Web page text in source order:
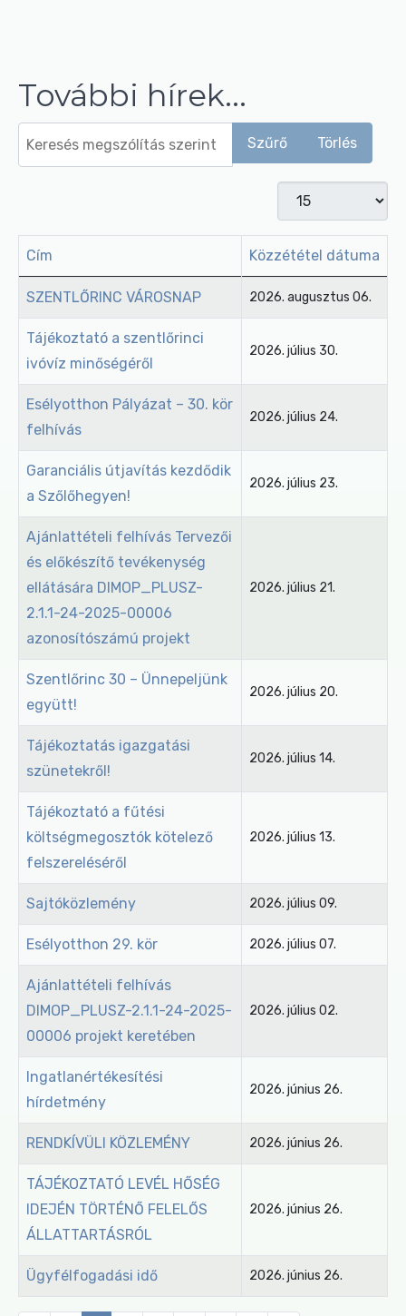
További hírek...
Szűrő Törlés
Tételek #
Cikkek
Cím Közzététel dátuma
SZENTLŐRINC VÁROSNAP 2026. augusztus 06.
Tájékoztató a szentlőrinci
ivóvíz minőségéről
2026. július 30.
Esélyotthon Pályázat – 30. kör
felhívás
2026. július 24.
Garanciális útjavítás kezdődik
a Szőlőhegyen!
2026. július 23.
Ajánlattételi felhívás Tervezői
és előkészítő tevékenység
ellátására DIMOP_PLUSZ-
2.1.1-24-2025-00006
azonosítószámú projekt
2026. július 21.
Szentlőrinc 30 – Ünnepeljünk
együtt!
2026. július 20.
Tájékoztatás igazgatási
szünetekről!
2026. július 14.
Tájékoztató a fűtési
költségmegosztók kötelező
felszereléséről
2026. július 13.
Sajtóközlemény 2026. július 09.
Esélyotthon 29. kör 2026. július 07.
Ajánlattételi felhívás
DIMOP_PLUSZ-2.1.1-24-2025-
00006 projekt keretében
2026. július 02.
Ingatlanértékesítési
hírdetmény
2026. június 26.
RENDKÍVÜLI KÖZLEMÉNY 2026. június 26.
TÁJÉKOZTATÓ LEVÉL HŐSÉG
IDEJÉN TÖRTÉNŐ FELELŐS
ÁLLATTARTÁSRÓL
2026. június 26.
Ügyfélfogadási idő 2026. június 26.